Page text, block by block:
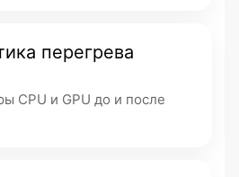
перегрева
CPU и GPU до и после